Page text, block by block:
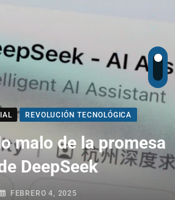
REVOLUCIÓN TECNOLÓGICA
malo de la promesa
DeepSeek
FEBRERO 4, 2025